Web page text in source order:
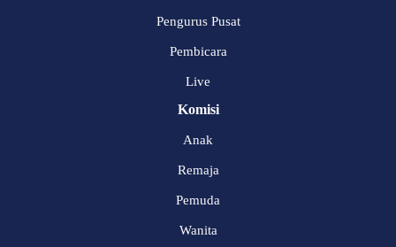
Pengurus Pusat
Pembicara
Live
Komisi
Anak
Remaja
Pemuda
Wanita